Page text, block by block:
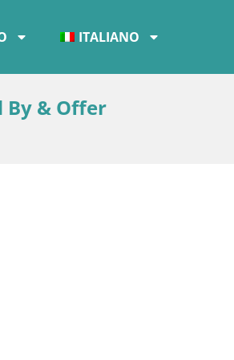
ITALIANO
By & Offer